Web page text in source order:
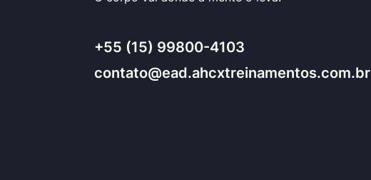
+55 (15) 99800-4103
contato@ead.ahcxtreinamentos.com.br